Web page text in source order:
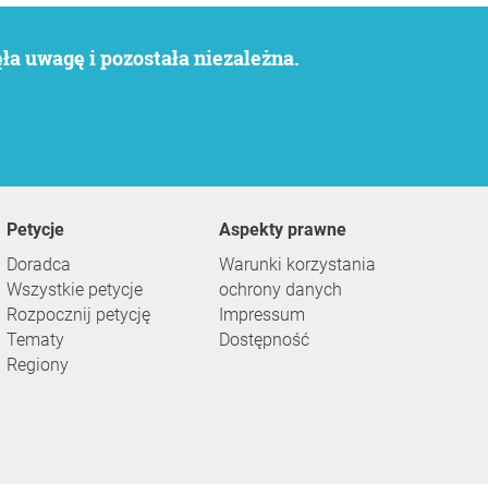
uwagę i pozostała niezależna.
Petycje
Doradca
Wszystkie petycje
Rozpocznij petycję
Tematy
Regiony
Aspekty prawne
Warunki korzystania
ochrony danych
Impressum
Dostępność